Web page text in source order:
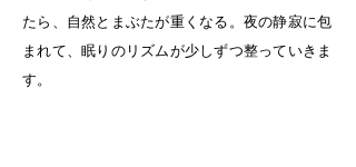
たら、自然とまぶたが重くなる。夜の静寂に包
まれて、眠りのリズムが少しずつ整っていきま
す。